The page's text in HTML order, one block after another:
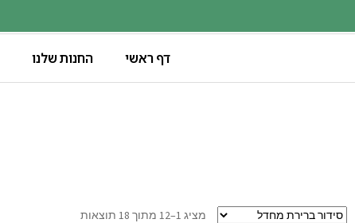
דף ראשי החנות שלנו
מציג 1–12 מתוך 18 תוצאות